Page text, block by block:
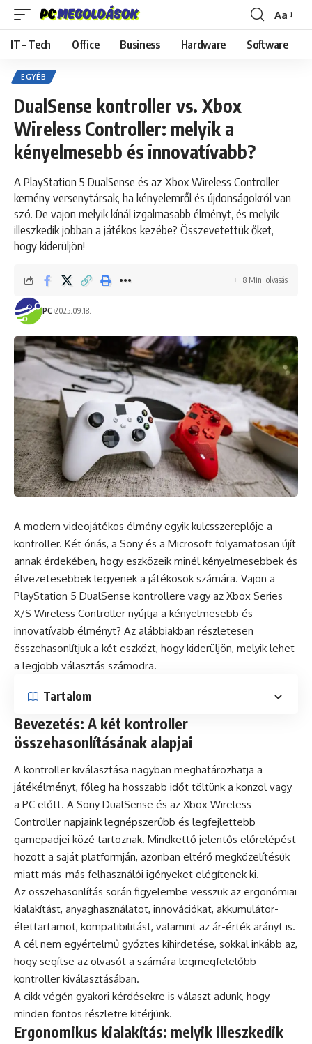
Font
Resizer
Aa
IT – Tech Office Business Hardware Software
EGYÉB
DualSense kontroller vs. Xbox
Wireless Controller: melyik a
kényelmesebb és innovatívabb?
A PlayStation 5 DualSense és az Xbox Wireless Controller
kemény versenytársak, ha kényelemről és újdonságokról van
szó. De vajon melyik kínál izgalmasabb élményt, és melyik
illeszkedik jobban a játékos kezébe? Összevetettük őket,
hogy kiderüljön!
PC 2025.09.18.
8 Min. olvasás
A modern videojátékos élmény egyik kulcsszereplője a
kontroller. Két óriás, a Sony és a Microsoft folyamatosan újít
annak érdekében, hogy eszközeik minél kényelmesebbek és
élvezetesebbek legyenek a játékosok számára. Vajon a
PlayStation 5 DualSense kontrollere vagy az Xbox Series
X/S Wireless Controller nyújtja a kényelmesebb és
innovatívabb élményt? Az alábbiakban részletesen
összehasonlítjuk a két eszközt, hogy kiderüljön, melyik lehet
a legjobb választás számodra.
Tartalom
Bevezetés: A két kontroller
összehasonlításának alapjai
A kontroller kiválasztása nagyban meghatározhatja a
játékélményt, főleg ha hosszabb időt töltünk a konzol vagy
a PC előtt. A Sony DualSense és az Xbox Wireless
Controller napjaink legnépszerűbb és legfejlettebb
gamepadjei közé tartoznak. Mindkettő jelentős előrelépést
hozott a saját platformján, azonban eltérő megközelítésük
miatt más-más felhasználói igényeket elégítenek ki.
Az összehasonlítás során figyelembe vesszük az ergonómiai
kialakítást, anyaghasználatot, innovációkat, akkumulátor-
élettartamot, kompatibilitást, valamint az ár-érték arányt is.
A cél nem egyértelmű győztes kihirdetése, sokkal inkább az,
hogy segítse az olvasót a számára legmegfelelőbb
kontroller kiválasztásában.
A cikk végén gyakori kérdésekre is választ adunk, hogy
minden fontos részletre kitérjünk.
Ergonomikus kialakítás: melyik illeszkedik